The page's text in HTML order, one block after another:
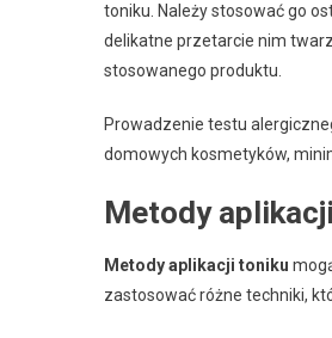
toniku. Należy stosować go
delikatne przetarcie nim
stosowanego produktu.
Prowadzenie testu
domowych kosmetyków,
Metody
Metody aplikacji toniku
zastosować różne techniki,